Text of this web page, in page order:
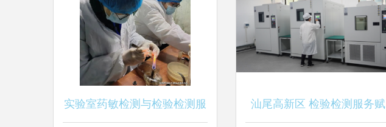
实验室药敏检测与检验检测服 汕尾高新区 检验检测服务赋